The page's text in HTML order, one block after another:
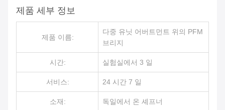
제품 세부 정보
제품 이름:
다중 유닛 어버트먼트 위의 PFM
브리지
시간: 실험실에서 3 일
서비스: 24 시간 7 일
소재: 독일에서 온 셰프너